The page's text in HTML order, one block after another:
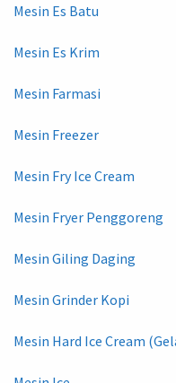
Mesin Es Batu
Mesin Es Krim
Mesin Farmasi
Mesin Freezer
Mesin Fry Ice Cream
Mesin Fryer Penggoreng
Mesin Giling Daging
Mesin Grinder Kopi
Mesin Hard Ice Cream